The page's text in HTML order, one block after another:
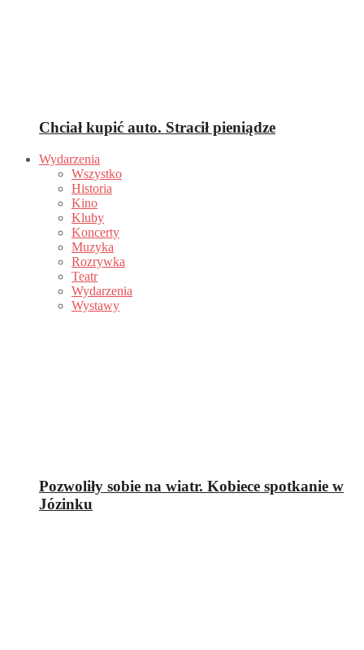
Chciał kupić auto. Stracił pieniądze
Wydarzenia
Wszystko
Historia
Kino
Kluby
Koncerty
Muzyka
Rozrywka
Teatr
Wydarzenia
Wystawy
Pozwoliły sobie na wiatr. Kobiece spotkanie w
Józinku